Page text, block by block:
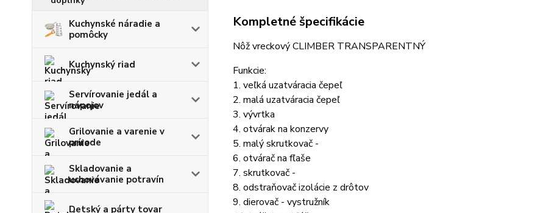
Kuchynské náradie a
pomôcky
Kuchynský riad
Servírovanie jedál a
nápojov
Grilovanie a varenie v
prírode
Skladovanie a
uchovávanie potravín
Detský a párty tovar
Kompletné špecifikácie
Nôž vreckový CLIMBER TRANSPARENTNÝ
Funkcie:
1. veľká uzatváracia čepeľ
2. malá uzatváracia čepeľ
3. vývrtka
4. otvárak na konzervy
5. malý skrutkovač -
6. otvárač na fľaše
7. skrutkovač -
8. odstraňovač izolácie z drôtov
9. dierovač - vystružník